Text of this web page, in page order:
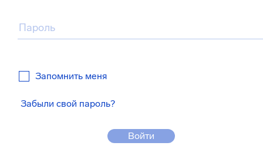
Запомнить меня
Забыли свой пароль?
Войти